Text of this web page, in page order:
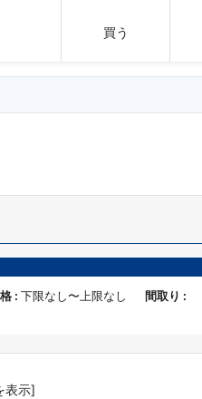
買う
: 下限なし〜上限なし 間取り :
表示]